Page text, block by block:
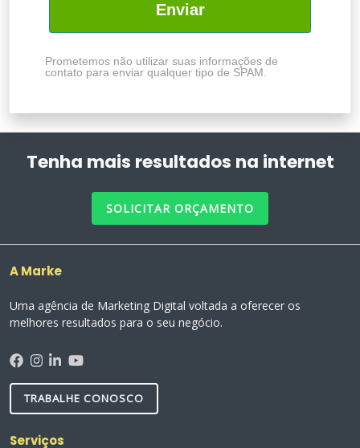
Enviar
Prometemos não utilizar suas informações de
contato para enviar qualquer tipo de SPAM.
Tenha mais resultados na internet
SOLICITAR ORÇAMENTO
A Marke
Uma agência de Marketing Digital voltada a oferecer os
melhores resultados para o seu negócio.
TRABALHE CONOSCO
Serviços